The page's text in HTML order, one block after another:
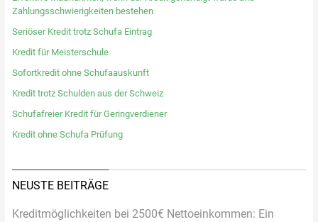
Zahlungsschwierigkeiten bestehen
Seriöser Kredit trotz Schufa Eintrag
Kredit für Meisterschule
Sofortkredit ohne Schufaauskunft
Kredit trotz Schulden aus der Schweiz
Schufafreier Kredit für Geringverdiener
Kredit ohne Schufa Prüfung
NEUSTE BEITRÄGE
Kreditmöglichkeiten bei 2500€ Nettoeinkommen: Ein